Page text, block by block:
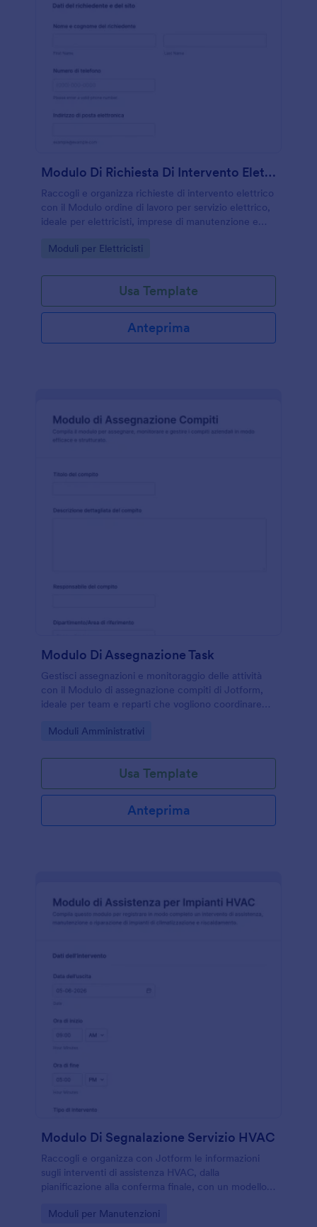
Modulo Di Richiesta Di Intervento Elettrico
Raccogli e organizza richieste di intervento elettrico
con il Modulo ordine di lavoro per servizio elettrico,
ideale per elettricisti, imprese di manutenzione e
appuntamenti e priorità.
Go to Category:
Moduli per Elettricisti
Usa Template
Anteprima
Modulo Di Assegnazione Task
Gestisci assegnazioni e monitoraggio delle attività
con il Modulo di assegnazione compiti di Jotform,
ideale per team e reparti che vogliono coordinare
online.
Go to Category:
Moduli Amministrativi
Usa Template
Anteprima
Modulo Di Segnalazione Servizio HVAC
Raccogli e organizza con Jotform le informazioni
sugli interventi di assistenza HVAC, dalla
pianificazione alla conferma finale, con un modello
responsabili di struttura.
Go to Category:
Moduli per Manutenzioni